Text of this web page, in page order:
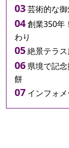
芸術的な
創業350年
わり
絶景テラ
県境で記
餅
インフォ